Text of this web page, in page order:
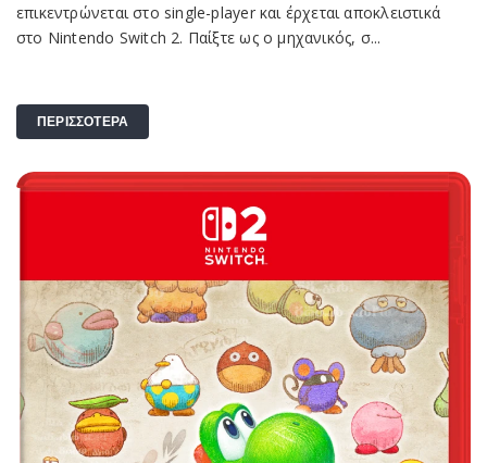
επικεντρώνεται στο single-player και έρχεται αποκλειστικά
στο Nintendo Switch 2. Παίξτε ως ο μηχανικός, σ...
ΠΕΡΙΣΣΟΤΕΡΑ